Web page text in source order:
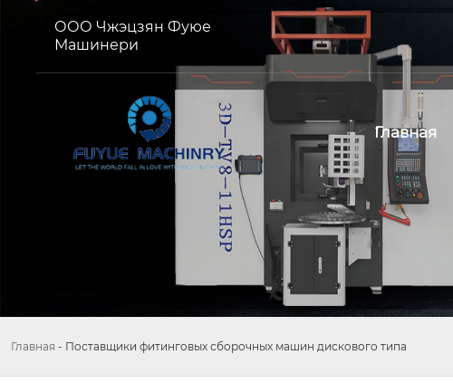
ООО Чжэцзян Фуюе
Машинери
Главная
Главная - Поставщики фитинговых сборочных машин дискового типа